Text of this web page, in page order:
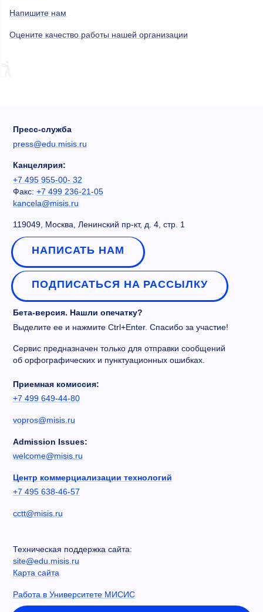
Напишите нам
Оцените качество работы нашей организации
Пресс-служба
press@edu.misis.ru
Канцелярия:
+7 495 955-00- 32
Факс: +7 499 236-21-05
kancela@misis.ru
119049, Москва, Ленинский пр-кт, д. 4, стр. 1
НАПИСАТЬ НАМ
ПОДПИСАТЬСЯ НА РАССЫЛКУ
Бета-версия. Нашли опечатку?
Выделите ее и нажмите Ctrl+Enter. Спасибо за участие!
Сервис предназначен только для отправки сообщений
об орфографических и пунктуационных ошибках.
Приемная комиссия:
+7 499 649-44-80
vopros@misis.ru
Admission Issues:
welcome@misis.ru
Центр коммерциализации технологий
+7 495 638-46-57
cctt@misis.ru
Техническая поддержка сайта:
site@edu.misis.ru
Карта сайта
Работа в Университете МИСИС